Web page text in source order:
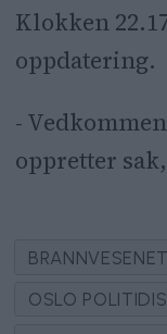
Klokken
oppdatering.
-
oppretter
BRANNVESENET
OSLO